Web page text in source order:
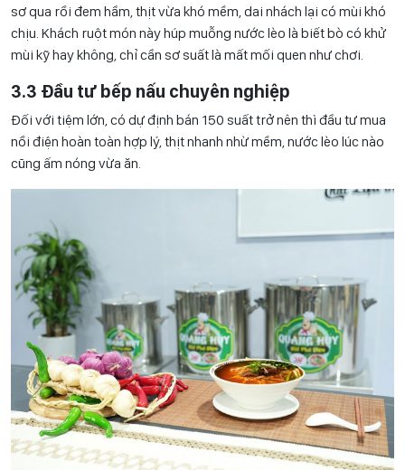
sơ qua rồi đem hầm, thịt vừa khó mềm, dai nhách lại có mùi khó
chịu. Khách ruột món này húp muỗng nước lèo là biết bò có khử
mùi kỹ hay không, chỉ cần sơ suất là mất mối quen như chơi.
3.3 Đầu tư bếp nấu chuyên nghiệp
Đối với tiệm lớn, có dự định bán 150 suất trở nên thì đầu tư mua
nồi điện hoàn toàn hợp lý, thịt nhanh nhừ mềm, nước lèo lúc nào
cũng ấm nóng vừa ăn.